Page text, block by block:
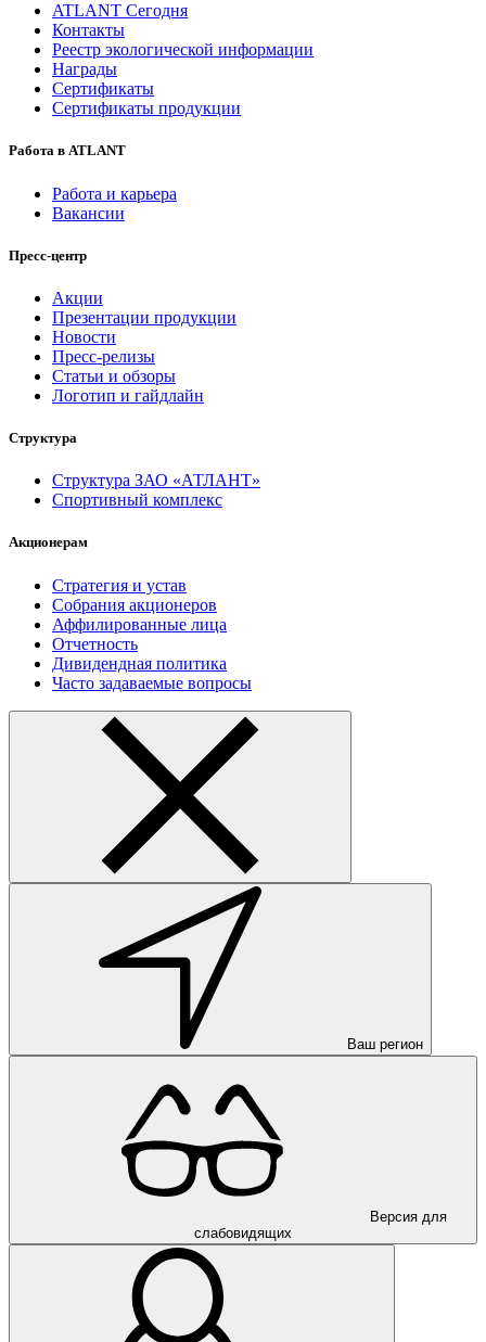
ATLANT Сегодня
Контакты
Реестр экологической информации
Награды
Сертификаты
Сертификаты продукции
Работа в ATLANT
Работа и карьера
Вакансии
Пресс-центр
Акции
Презентации продукции
Новости
Пресс-релизы
Статьи и обзоры
Логотип и гайдлайн
Структура
Структура ЗАО «АТЛАНТ»
Спортивный комплекс
Акционерам
Стратегия и устав
Собрания акционеров
Аффилированные лица
Отчетность
Дивидендная политика
Часто задаваемые вопросы
Ваш регион
Версия для
слабовидящих